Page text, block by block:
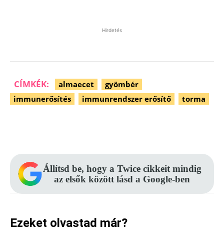
Hirdetés
CÍMKÉK: almaecet
gyömbér
immunerősítés
immunrendszer erősítő torma
Állítsd be, hogy a Twice cikkeit mindig
az elsők között lásd a Google-ben
Ezeket olvastad már?